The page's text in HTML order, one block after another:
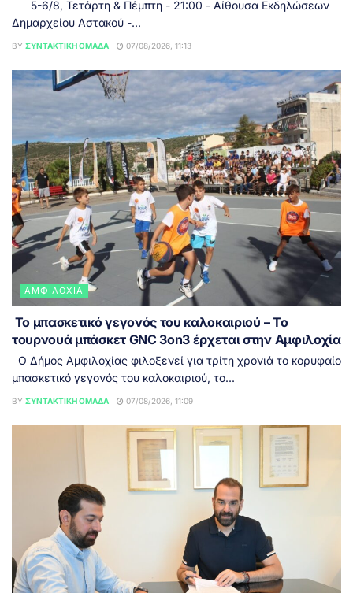
5-6/8, Τετάρτη & Πέμπτη - 21:00 - Αίθουσα Εκδηλώσεων
Δημαρχείου Αστακού -...
BY ΣΥΝΤΑΚΤΙΚΉ ΟΜΆΔΑ 07/08/2026, 11:13
ΑΜΦΙΛΟΧΊΑ
Το μπασκετικό γεγονός του καλοκαιριού – Το
τουρνουά μπάσκετ GNC 3on3 έρχεται στην Αμφιλοχία
Ο Δήμος Αμφιλοχίας φιλοξενεί για τρίτη χρονιά το κορυφαίο
μπασκετικό γεγονός του καλοκαιριού, το...
BY ΣΥΝΤΑΚΤΙΚΉ ΟΜΆΔΑ 07/08/2026, 11:09